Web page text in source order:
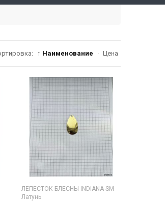
↑ Наименование · Цена
ЛЕПЕСТОК БЛЕСНЫ INDIANA SM
Латунь